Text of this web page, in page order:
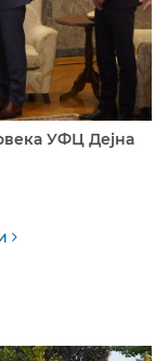
УФЦ Дејна